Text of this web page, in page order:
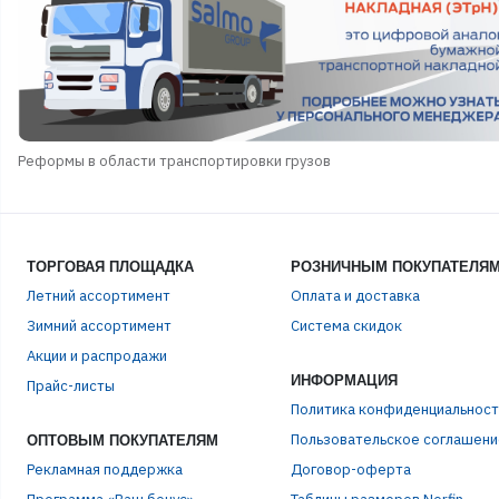
Реформы в области транспортировки грузов
ТОРГОВАЯ ПЛОЩАДКА
Летний ассортимент
Зимний ассортимент
Акции и распродажи
Прайс-листы
ОПТОВЫМ ПОКУПАТЕЛЯМ
Рекламная поддержка
РОЗНИЧНЫМ
Оплата и доставка
Система скидок
ИНФОРМАЦИЯ
Политика
Пользовательское
Договор-оферта